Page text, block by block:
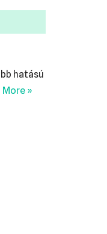
hatású
More »